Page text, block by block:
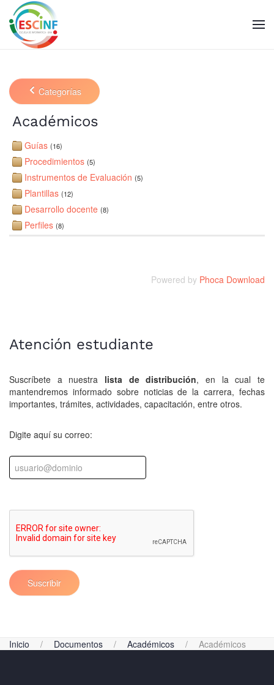
Skip to main content
Categorías
Académicos
Guías (16)
Procedimientos (5)
Instrumentos de Evaluación (5)
Plantillas (12)
Desarrollo docente (8)
Perfiles (8)
Powered by Phoca Download
Atención estudiante
Suscríbete a nuestra lista de distribución, en la cual te
mantendremos informado sobre noticias de la carrera, fechas
importantes, trámites, actividades, capacitación, entre otros.
Digite aquí su correo:
Suscribir
Inicio Documentos Académicos Académicos